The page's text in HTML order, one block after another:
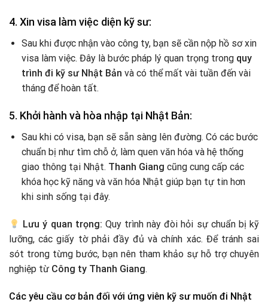
4. Xin visa làm việc diện kỹ sư:
Sau khi được nhận vào công ty, bạn sẽ cần nộp hồ sơ xin
visa làm việc. Đây là bước pháp lý quan trọng trong quy
trình đi kỹ sư Nhật Bản và có thể mất vài tuần đến vài
tháng để hoàn tất.
5. Khởi hành và hòa nhập tại Nhật Bản:
Sau khi có visa, bạn sẽ sẵn sàng lên đường. Có các bước
chuẩn bị như tìm chỗ ở, làm quen văn hóa và hệ thống
giao thông tại Nhật. Thanh Giang cũng cung cấp các
khóa học kỹ năng và văn hóa Nhật giúp bạn tự tin hơn
khi sinh sống tại đây.
Lưu ý quan trọng: Quy trình này đòi hỏi sự chuẩn bị kỹ
lưỡng, các giấy tờ phải đầy đủ và chính xác. Để tránh sai
sót trong từng bước, bạn nên tham khảo sự hỗ trợ chuyên
nghiệp từ Công ty Thanh Giang.
Các yêu cầu cơ bản đối với ứng viên kỹ sư muốn đi Nhật